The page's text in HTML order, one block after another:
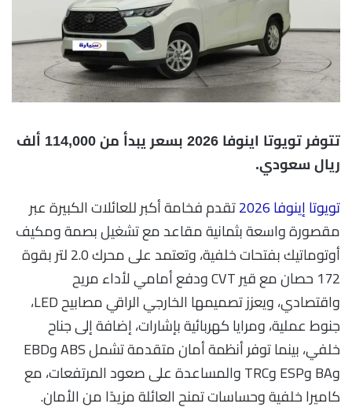
تتوفر تويوتا اينوفا 2026 بسعر يبدأ من 114,000 ألف
ريال سعودي.
تويوتا إينوفا 2026
تقدم فخامة أكبر للعائلات الكبيرة عبر
مقصورة واسعة بثمانية مقاعد مع تشغيل بصمة ومكيف
أوتوماتيك بفتحات خلفية، وتعتمد على محرك 2.0 لتر بقوة
172 حصان مع قير CVT ودفع أمامي لأداء مريح
واقتصادي، ويعزز تصميمها الخارجي الراقي مصابيح LED،
جنوط عملية، ومرايا كهربائية بإشارات، إضافة إلى جناح
خلفي، بينما توفر أنظمة أمان متقدمة تشمل ABS وEBD
وBA وESP وTRC والمساعدة على صعود المرتفعات، مع
كاميرا خلفية وحساسات تمنح العائلة مزيدًا من الأمان.